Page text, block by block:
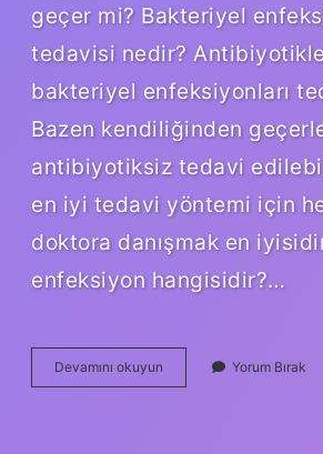
geçer mi? Bakteriyel
tedavisi nedir?
bakteriyel enfeksiyonları
Bazen kendiliğinden
antibiyotiksiz tedavi
en iyi tedavi yöntemi için
doktora danışmak en
enfeksiyon hangisidir?…
Devamını okuyun Bakteriyel
Enfeksiyon
Yorum Bırak